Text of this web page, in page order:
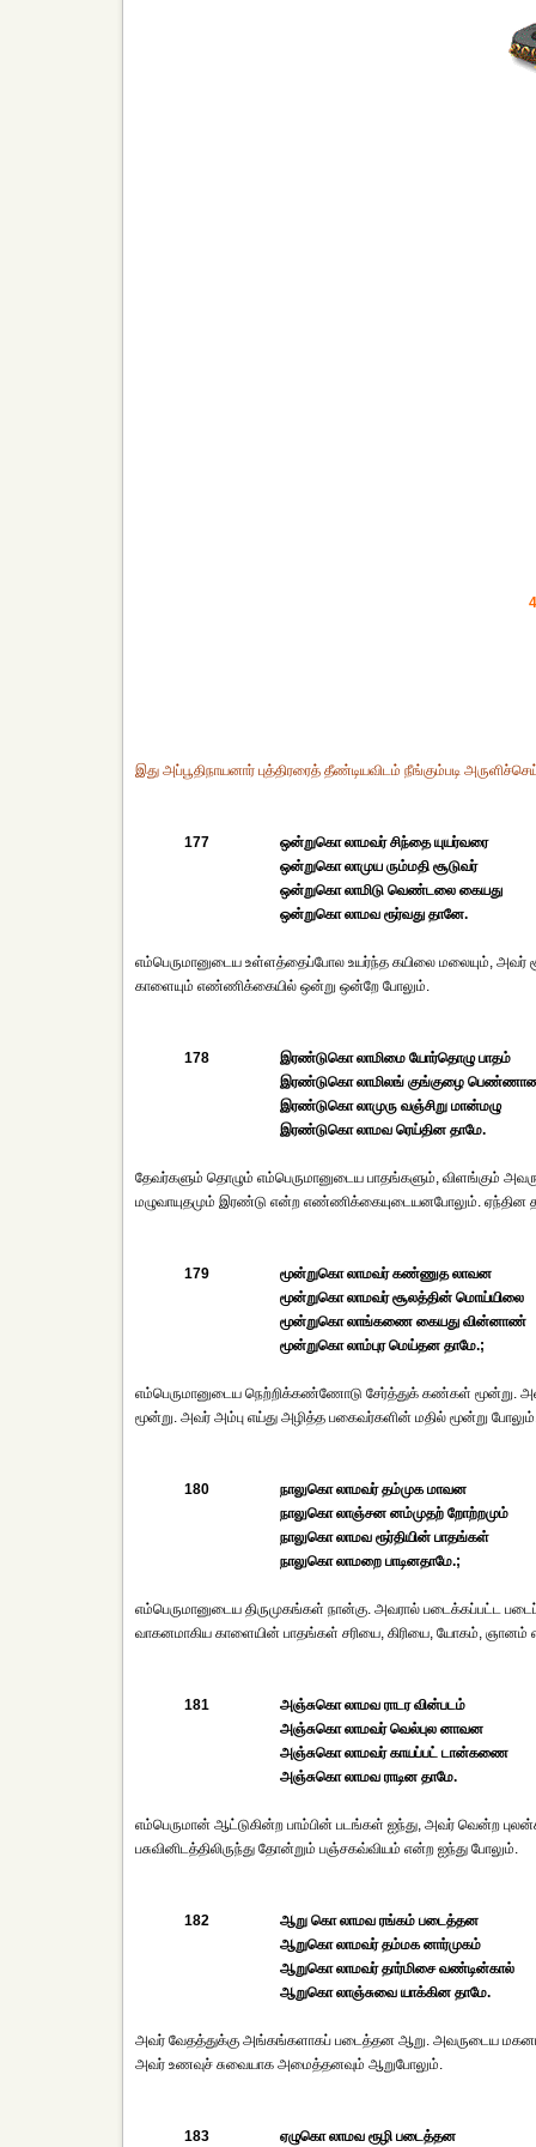
இது அப்பூதிநாயனார் புத்திரரைத் தீண்டியவிடம் நீங்கும்படி
177
ஒன்றுகொ லாமவர் சிந்தை யுயர்வரை
ஒன்றுகொ லாமுய ரும்மதி சூடுவர்
ஒன்றுகொ லாமிடு வெண்டலை கையது
ஒன்றுகொ லாமவ ரூர்வது தானே.
எம்பெருமானுடைய உள்ளத்தைப்போல உயர்ந்த கயிலை மலையும், அவர்
காளையும் எண்ணிக்கையில் ஒன்று ஒன்றே போலும்.
178
இரண்டுகொ லாமிமை யோர்தொழு பாதம்
இரண்டுகொ லாமிலங் குங்குழை
இரண்டுகொ லாமுரு வஞ்சிறு மான்மழு
இரண்டுகொ லாமவ ரெய்தின தாமே.
தேவர்களும் தொழும் எம்பெருமானுடைய பாதங்களும், விளங்கும்
மழுவாயுதமும் இரண்டு என்ற எண்ணிக்கையுடையனபோலும். ஏந்தின
179
மூன்றுகொ லாமவர் கண்ணுத லாவன
மூன்றுகொ லாமவர் சூலத்தின் மொய்யிலை
மூன்றுகொ லாங்கணை கையது வின்னாண்
மூன்றுகொ லாம்புர மெய்தன தாமே.;
எம்பெருமானுடைய நெற்றிக்கண்ணோடு சேர்த்துக் கண்கள் மூன்று.
மூன்று. அவர் அம்பு எய்து அழித்த பகைவர்களின் மதில் மூன்று
180
நாலுகொ லாமவர் தம்முக மாவன
நாலுகொ லாஞ்சன னம்முதற் றோற்றமும்
நாலுகொ லாமவ ரூர்தியின் பாதங்கள்
நாலுகொ லாமறை பாடினதாமே.;
எம்பெருமானுடைய திருமுகங்கள் நான்கு. அவரால் படைக்கப்பட்ட
வாகனமாகிய காளையின் பாதங்கள் சரியை, கிரியை, யோகம், ஞானம்
181
அஞ்சுகொ லாமவ ராடர வின்படம்
அஞ்சுகொ லாமவர் வெல்புல னாவன
அஞ்சுகொ லாமவர் காயப்பட் டான்கணை
அஞ்சுகொ லாமவ ராடின தாமே.
எம்பெருமான் ஆட்டுகின்ற பாம்பின் படங்கள் ஐந்து, அவர் வென்ற
பசுவினிடத்திலிருந்து தோன்றும் பஞ்சகவ்வியம் என்ற ஐந்து போலும்.
182
ஆறு கொ லாமவ ரங்கம் படைத்தன
ஆறுகொ லாமவர் தம்மக னார்முகம்
ஆறுகொ லாமவர் தார்மிசை வண்டின்கால்
ஆறுகொ லாஞ்சுவை யாக்கின தாமே.
அவர் வேதத்துக்கு அங்கங்களாகப் படைத்தன ஆறு. அவருடைய
அவர் உணவுச் சுவையாக அமைத்தனவும் ஆறுபோலும்.
183 ஏழுகொ லாமவ ரூழி படைத்தன